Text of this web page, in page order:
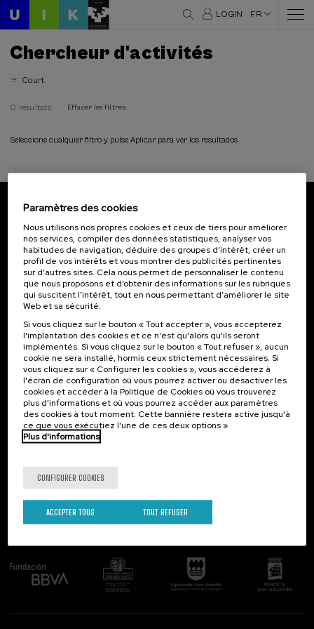
LOGIN FR
Chercheur d'activités
Court
0 résultats Effacer les filtres
Seleccione cualquier filtro y pulse Aplicar para ver los resultados
Inscrivez-vous pour être le premier à recevoir les
actualités de l'UIK.
S'abonner
Contact
Palacio Miramar
Paseo de Miraconcha, 48
20007 Donostia / San Sebastián
Gipuzkoa, Spain
Contactez-nous!
Intéressant...
Activités précédentes
Suivez-nous
Paramètres des cookies
Nous utilisons nos propres cookies et ceux de tiers pour améliorer
nos services, compiler des données statistiques, analyser vos
habitudes de navigation, déduire des groupes d’intérêt, créer un
profil de vos intérêts et vous montrer des publicités pertinentes
sur d’autres sites. Cela nous permet de personnaliser le contenu
que nous proposons et d’obtenir des informations sur les rubriques
qui suscitent l’intérêt, tout en nous permettant d’améliorer le site
Web et sa sécurité.
Si vous cliquez sur le bouton « Tout accepter », vous accepterez
l'implantation des cookies et ce n'est qu'alors qu'ils seront
implémentés. Si vous cliquez sur le bouton « Tout refuser », aucun
cookie ne sera installé, hormis ceux strictement nécessaires. Si
vous cliquez sur « Configurer les cookies », vous accéderez à
l'écran de configuration où vous pourrez activer ou désactiver les
cookies et accéder à la Politique de Cookies où vous trouverez
plus d'informations et où vous pourrez accéder aux paramètres
des cookies à tout moment. Cette bannière restera active jusqu'à
ce que vous exécutiez l'une de ces deux options »
Plus d'informations
CONFIGURER COOKIES
TOUT REFUSER
ACCEPTER TOUS